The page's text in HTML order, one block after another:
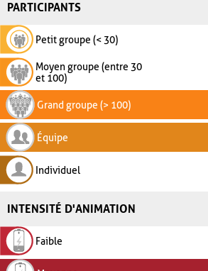
PARTICIPANTS
Petit groupe (< 30)
Moyen groupe (entre 30
et 100)
Grand groupe (> 100)
Équipe
Individuel
INTENSITÉ D'ANIMATION
Faible